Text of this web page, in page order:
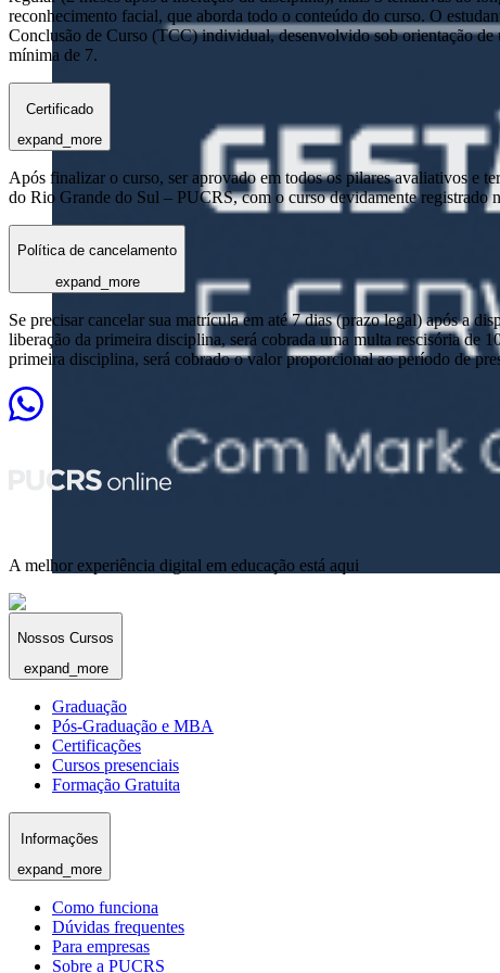
reconhecimento facial, que aborda todo o conteúdo do curso. O
Conclusão de Curso (TCC) individual, desenvolvido sob orientação
mínima de 7.
Certificado
expand_more
Após finalizar o curso, ser aprovado em todos os pilares avaliativos e
do Rio Grande do Sul – PUCRS, com o curso devidamente
Política de cancelamento
expand_more
Se precisar cancelar sua matrícula em até 7 dias (prazo legal) após a
liberação da primeira disciplina, será cobrada uma multa rescisória de
primeira disciplina, será cobrado o valor proporcional ao período de
A melhor experiência digital em educação está aqui
Nossos Cursos
expand_more
Graduação
Pós-Graduação e MBA
Certificações
Cursos presenciais
Formação Gratuita
Informações
expand_more
Como funciona
Dúvidas frequentes
Para empresas
Sobre a PUCRS